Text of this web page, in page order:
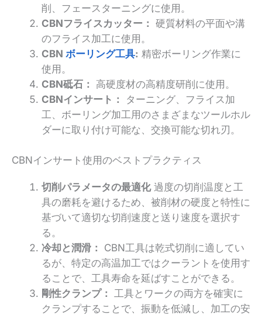
削、フェースターニングに使用。
CBNフライスカッター： 硬質材料の平面や溝
のフライス加工に使用。
CBN ボーリング工具: 精密ボーリング作業に
使用。
CBN砥石：
高硬度材の高精度研削に使用。
CBNインサート：
ターニング、フライス加
工、ボーリング加工用のさまざまなツールホル
ダーに取り付け可能な、交換可能な切れ刃。
CBNインサート使用のベストプラクティス
切削パラメータの最適化過度の切削温度と工
具の磨耗を避けるため、被削材の硬度と特性に
基づいて適切な切削速度と送り速度を選択す
る。
冷却と潤滑：
CBN工具は乾式切削に適してい
るが、特定の高温加工ではクーラントを使用す
ることで、工具寿命を延ばすことができる。
剛性クランプ：
工具とワークの両方を確実に
クランプすることで、振動を低減し、加工の安